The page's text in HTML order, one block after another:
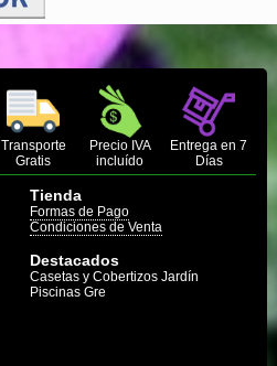
Transporte
Gratis
Precio IVA
incluído
Entrega en 7
Días
Tienda
Formas de Pago
Condiciones de Venta
Destacados
Casetas y Cobertizos Jardín
Piscinas Gre